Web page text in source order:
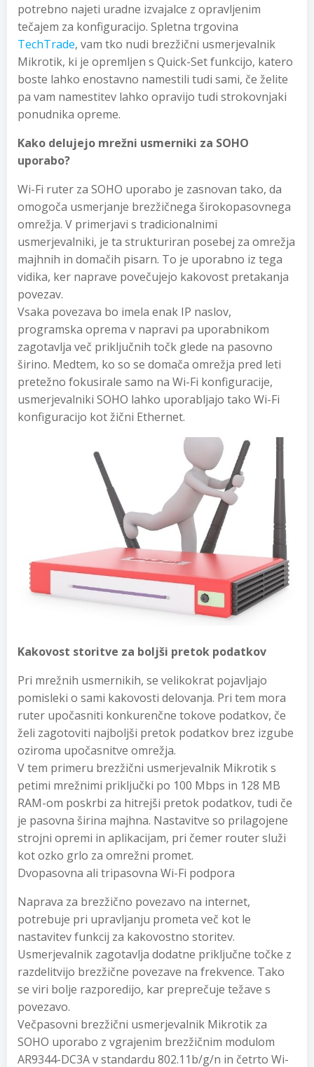
potrebno najeti uradne izvajalce z opravljenim
tečajem za konfiguracijo. Spletna trgovina
TechTrade, vam tko nudi brezžični usmerjevalnik
Mikrotik, ki je opremljen s Quick-Set funkcijo, katero
boste lahko enostavno namestili tudi sami, če želite
pa vam namestitev lahko opravijo tudi strokovnjaki
ponudnika opreme.
Kako delujejo mrežni usmerniki za SOHO
uporabo?
Wi-Fi ruter za SOHO uporabo je zasnovan tako, da
omogoča usmerjanje brezžičnega širokopasovnega
omrežja. V primerjavi s tradicionalnimi
usmerjevalniki, je ta strukturiran posebej za omrežja
majhnih in domačih pisarn. To je uporabno iz tega
vidika, ker naprave povečujejo kakovost pretakanja
povezav.
Vsaka povezava bo imela enak IP naslov,
programska oprema v napravi pa uporabnikom
zagotavlja več priključnih točk glede na pasovno
širino. Medtem, ko so se domača omrežja pred leti
pretežno fokusirale samo na Wi-Fi konfiguracije,
usmerjevalniki SOHO lahko uporabljajo tako Wi-Fi
konfiguracijo kot žični Ethernet.
Kakovost storitve za boljši pretok podatkov
Pri mrežnih usmernikih, se velikokrat pojavljajo
pomisleki o sami kakovosti delovanja. Pri tem mora
ruter upočasniti konkurenčne tokove podatkov, če
želi zagotoviti najboljši pretok podatkov brez izgube
oziroma upočasnitve omrežja.
V tem primeru brezžični usmerjevalnik Mikrotik s
petimi mrežnimi priključki po 100 Mbps in 128 MB
RAM-om poskrbi za hitrejši pretok podatkov, tudi če
je pasovna širina majhna. Nastavitve so prilagojene
strojni opremi in aplikacijam, pri čemer router služi
kot ozko grlo za omrežni promet.
Dvopasovna ali tripasovna Wi-Fi podpora
Naprava za brezžično povezavo na internet,
potrebuje pri upravljanju prometa več kot le
nastavitev funkcij za kakovostno storitev.
Usmerjevalnik zagotavlja dodatne priključne točke z
razdelitvijo brezžične povezave na frekvence. Tako
se viri bolje razporedijo, kar preprečuje težave s
povezavo.
Večpasovni brezžični usmerjevalnik Mikrotik za
SOHO uporabo z vgrajenim brezžičnim modulom
AR9344-DC3A v standardu 802.11b/g/n in četrto Wi-